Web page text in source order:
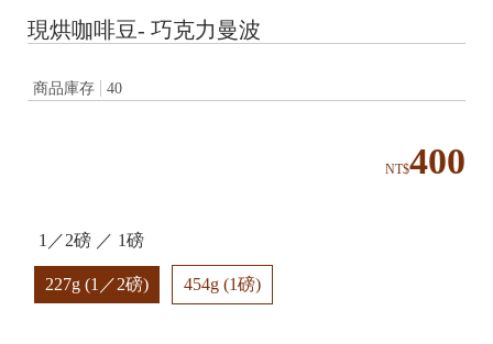
現烘咖啡豆- 巧克力曼波
商品庫存 40
NT$400
1／2磅 ／ 1磅
227g (1／2磅) 454g (1磅)